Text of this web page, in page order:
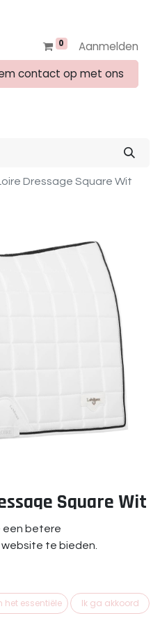
0
Aanmelden
contact op met ons
Dressage Square Wit
Square Wit
White Full
een betere
te bieden.
het essentiële Ik ga akkoord